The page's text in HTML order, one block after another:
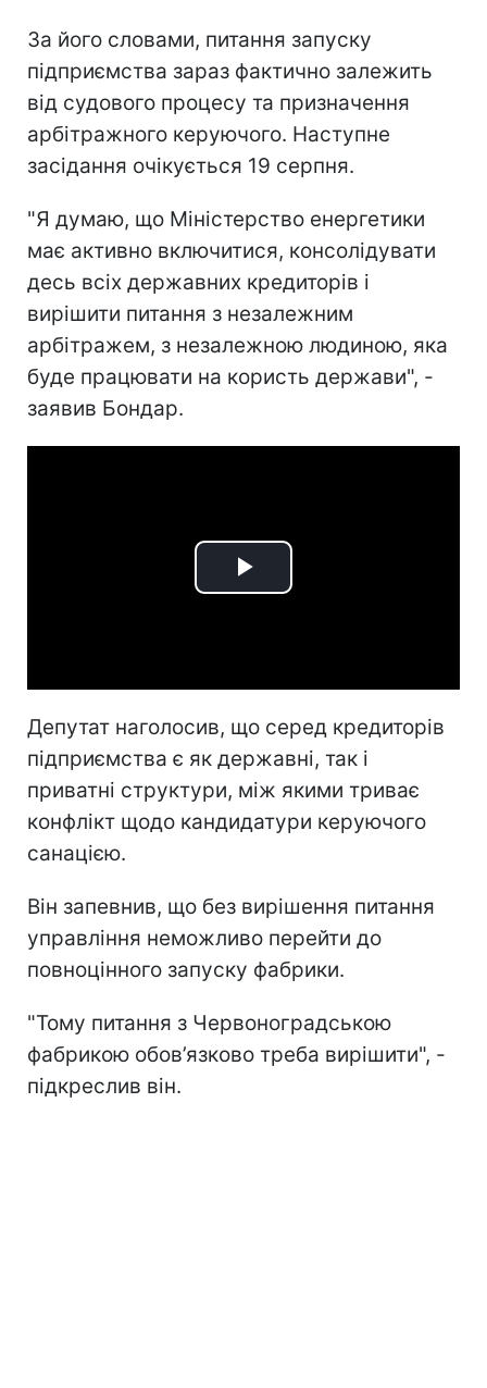
За його словами, питання запуску
підприємства зараз фактично залежить
від судового процесу та призначення
арбітражного керуючого. Наступне
засідання очікується 19 серпня.
"Я думаю, що Міністерство енергетики
має активно включитися, консолідувати
десь всіх державних кредиторів і
вирішити питання з незалежним
арбітражем, з незалежною людиною, яка
буде працювати на користь держави", -
заявив Бондар.
Play
Депутат наголосив, що серед кредиторів
підприємства є як державні, так і
приватні структури, між якими триває
конфлікт щодо кандидатури керуючого
санацією.
Він запевнив, що без вирішення питання
управління неможливо перейти до
повноцінного запуску фабрики.
"Тому питання з Червоноградською
фабрикою обов’язково треба вирішити", -
підкреслив він.